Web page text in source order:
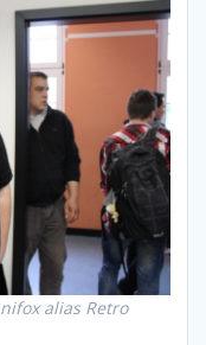
alias Retro